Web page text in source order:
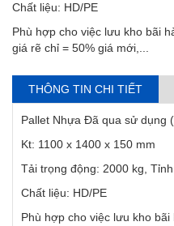
Chất liệu: HD/PE
Phù hợp cho việc lưu kho bãi
giá rẽ chỉ = 50% giá mới,...
THÔNG TIN CHI TIẾT
Pallet Nhựa Đã qua sử dụng
Kt: 1100 x 1400 x 150 mm
Tải trọng động: 2000 kg,
Chất liệu: HD/PE
Phù hợp cho việc lưu kho